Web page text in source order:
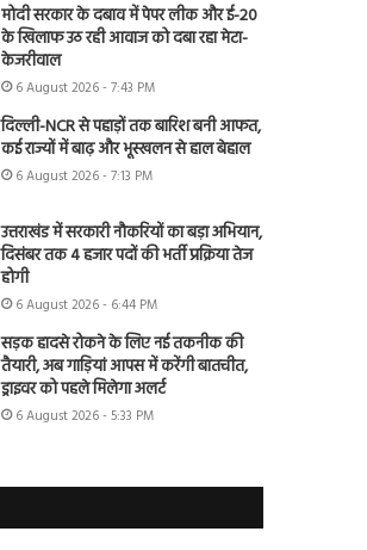
मोदी सरकार के दबाव में पेपर लीक और ई-20
के खिलाफ उठ रही आवाज को दबा रहा मेटा-
केजरीवाल
6 August 2026 - 7:43 PM
दिल्ली-NCR से पहाड़ों तक बारिश बनी आफत,
कई राज्यों में बाढ़ और भूस्खलन से हाल बेहाल
6 August 2026 - 7:13 PM
उत्तराखंड में सरकारी नौकरियों का बड़ा अभियान,
दिसंबर तक 4 हजार पदों की भर्ती प्रक्रिया तेज
होगी
6 August 2026 - 6:44 PM
सड़क हादसे रोकने के लिए नई तकनीक की
तैयारी, अब गाड़ियां आपस में करेंगी बातचीत,
ड्राइवर को पहले मिलेगा अलर्ट
6 August 2026 - 5:33 PM